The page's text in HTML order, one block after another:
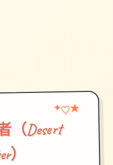
（Desert
）
✦ ♡★